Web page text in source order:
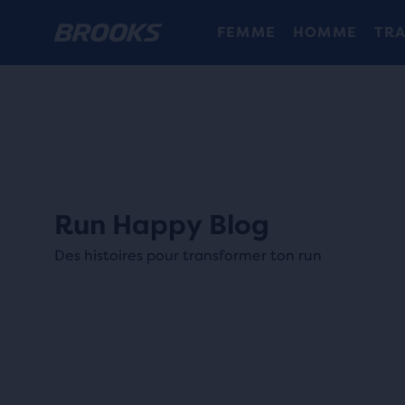
FEMME HOMME
Run Happy Blog
Des histoires pour transformer ton run